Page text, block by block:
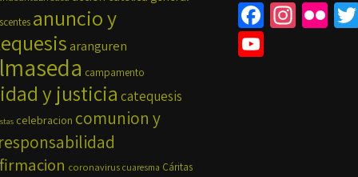
anuncio y
aranguren
campamento
y justicia catequesis
celebracion comunion y
coronavirus cuaresma Cáritas
Fa In Fli